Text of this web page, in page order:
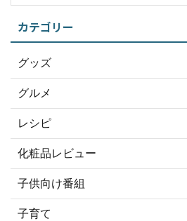
カテゴリー
グッズ
グルメ
レシピ
化粧品レビュー
子供向け番組
子育て